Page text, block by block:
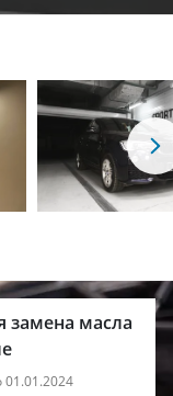
замена масла
01.01.2024